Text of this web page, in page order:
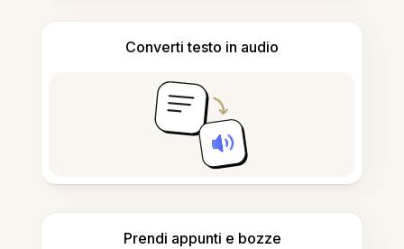
Converti testo in audio
Prendi appunti e bozze